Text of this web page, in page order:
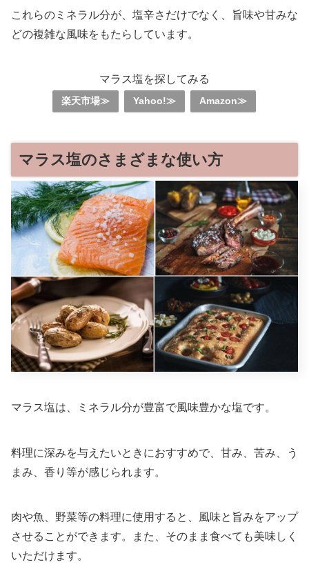
これらのミネラル分が、塩辛さだけでなく、旨味や甘みな
どの複雑な風味をもたらしています。
マラス塩を探してみる
楽天市場≫ Yahoo!≫ Amazon≫
マラス塩のさまざまな使い方
マラス塩は、ミネラル分が豊富で風味豊かな塩です。
料理に深みを与えたいときにおすすめで、甘み、苦み、う
まみ、香り等が感じられます。
肉や魚、野菜等の料理に使用すると、風味と旨みをアップ
させることができます。また、そのまま食べても美味しく
いただけます。